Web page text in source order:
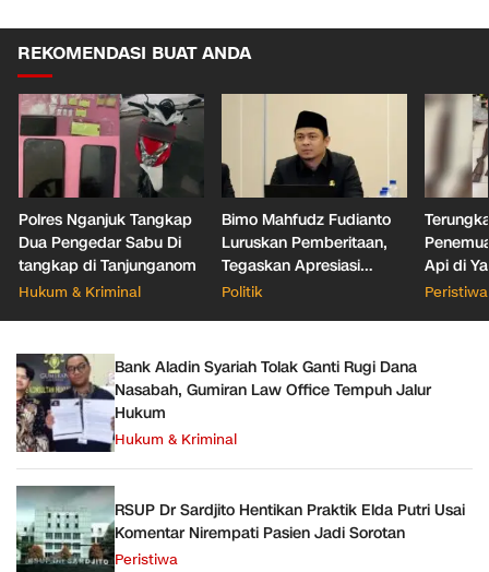
REKOMENDASI BUAT ANDA
Polres Nganjuk Tangkap
Dua Pengedar Sabu Di
tangkap di Tanjunganom
Hukum & Kriminal
Bimo Mahfudz Fudianto
Luruskan Pemberitaan,
Tegaskan Apresiasi
terhadap Kinerja Camat
Politik
Api di
Jaksel
Peristiwa
Bank Aladin Syariah Tolak Ganti Rugi Dana
Nasabah, Gumiran Law Office Tempuh Jalur
Hukum
Hukum & Kriminal
RSUP Dr Sardjito Hentikan Praktik Elda Putri Usai
Komentar Nirempati Pasien Jadi Sorotan
Peristiwa